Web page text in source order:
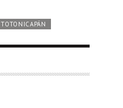
TOTONICAPÁN